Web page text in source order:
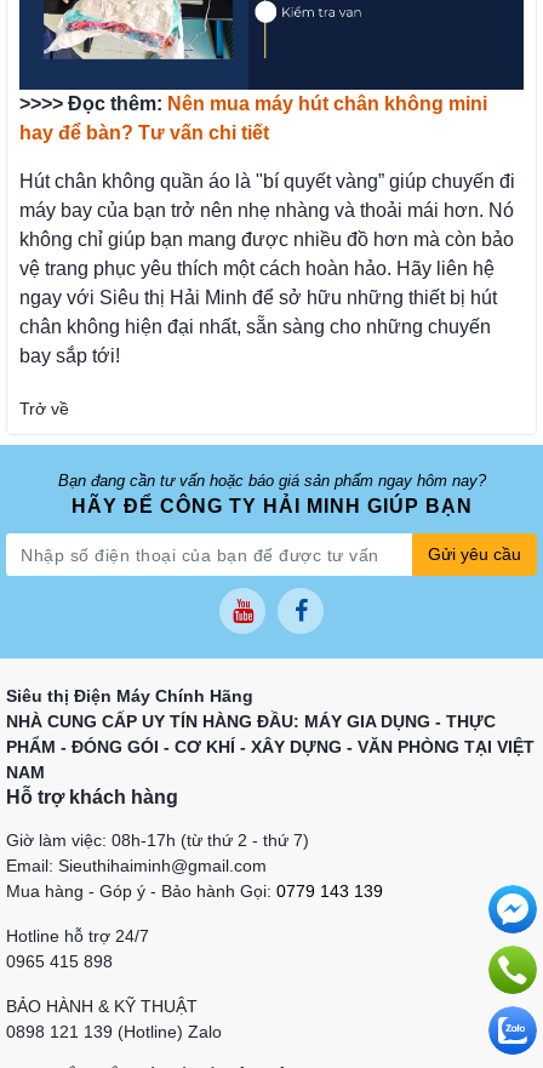
>>>> Đọc thêm: Nên mua máy hút chân không mini
hay để bàn? Tư vấn chi tiết
Hút chân không quần áo là "bí quyết vàng” giúp chuyến đi
máy bay của bạn trở nên nhẹ nhàng và thoải mái hơn. Nó
không chỉ giúp bạn mang được nhiều đồ hơn mà còn bảo
vệ trang phục yêu thích một cách hoàn hảo. Hãy liên hệ
ngay với Siêu thị Hải Minh để sở hữu những thiết bị hút
chân không hiện đại nhất, sẵn sàng cho những chuyến
bay sắp tới!
Trở về
Bạn đang cần tư vấn hoặc báo giá sản phẩm ngay hôm nay?
HÃY ĐỂ CÔNG TY HẢI MINH GIÚP BẠN
Gửi yêu cầu
Siêu thị Điện Máy Chính Hãng
NHÀ CUNG CẤP UY TÍN HÀNG ĐẦU: MÁY GIA DỤNG - THỰC
PHẨM - ĐÓNG GÓI - CƠ KHÍ - XÂY DỰNG - VĂN PHÒNG TẠI VIỆT
NAM
Hỗ trợ khách hàng
Giờ làm việc: 08h-17h (từ thứ 2 - thứ 7)
Email: Sieuthihaiminh@gmail.com
Mua hàng - Góp ý - Bảo hành Gọi: 0779 143 139
Hotline hỗ trợ 24/7
0965 415 898
BẢO HÀNH & KỸ THUẬT
0898 121 139 (Hotline) Zalo